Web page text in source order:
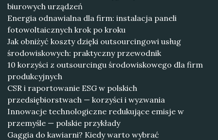
biurowych urządzeń
Energia odnawialna dla firm: instalacja paneli
fotowoltaicznych krok po kroku
Jak obniżyć koszty dzięki outsourcingowi usług
środowiskowych: praktyczny przewodnik
10 korzyści z outsourcingu środowiskowego dla firm
produkcyjnych
CSR i raportowanie ESG w polskich
przedsiębiorstwach — korzyści i wyzwania
Innowacje technologiczne redukujące emisje w
przemyśle — polskie przykłady
Gaggia do kawiarni? Kiedy warto wybrać